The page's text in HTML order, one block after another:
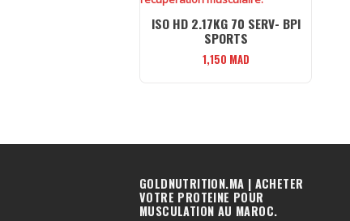
ISO HD 2.17KG 70 SERV- BPI
SPORTS
1,150 MAD
GOLDNUTRITION.MA | ACHETER
VOTRE PROTEINE POUR
MUSCULATION AU MAROC.